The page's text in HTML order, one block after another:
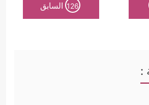
126 السابق
: